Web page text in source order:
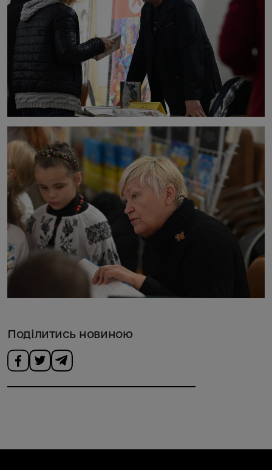
Поділитись новиною